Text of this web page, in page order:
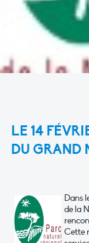
LE 14
DU GRAND
Dans
de la
Cette